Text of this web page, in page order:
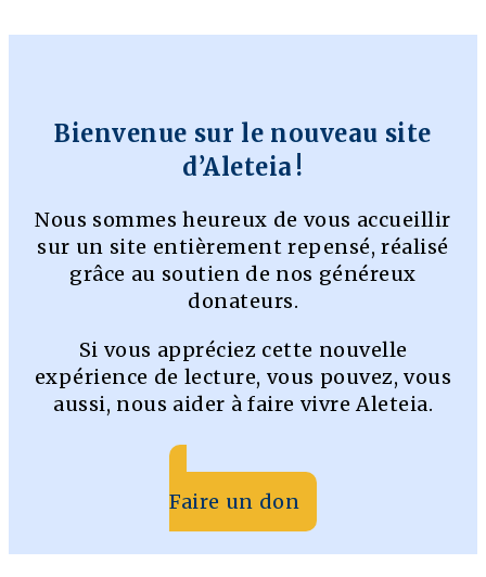
Bienvenue sur le nouveau site
d’Aleteia !
Nous sommes heureux de vous accueillir
sur un site entièrement repensé, réalisé
grâce au soutien de nos généreux
donateurs.
Si vous appréciez cette nouvelle
expérience de lecture, vous pouvez, vous
aussi, nous aider à faire vivre Aleteia.
Faire un don